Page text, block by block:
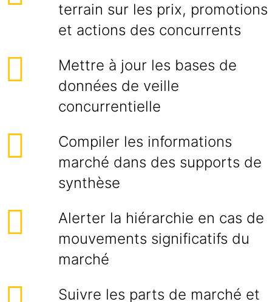
terrain sur les prix, promotions
et actions des concurrents
Mettre à jour les bases de
données de veille
concurrentielle
Compiler les informations
marché dans des supports de
synthèse
Alerter la hiérarchie en cas de
mouvements significatifs du
marché
Suivre les parts de marché et